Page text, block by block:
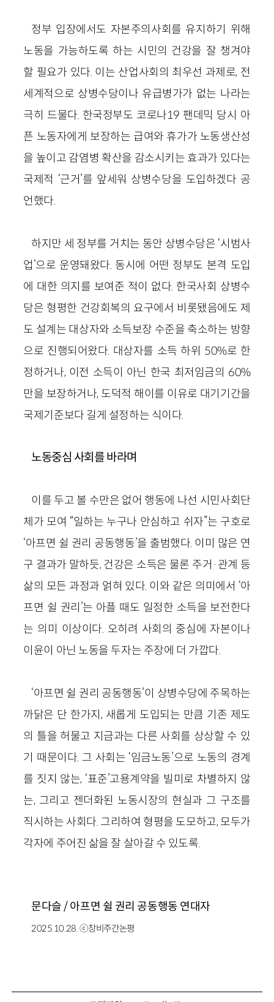
정부 입장에서도 자본주의사회를 유지하기 위해
노동을 가능하도록 하는 시민의 건강을 잘 챙겨야
할 필요가 있다. 이는 산업사회의 최우선 과제로, 전
세계적으로 상병수당이나 유급병가가 없는 나라는
극히 드물다. 한국정부도 코로나19 팬데믹 당시 아
픈 노동자에게 보장하는 급여와 휴가가 노동생산성
을 높이고 감염병 확산을 감소시키는 효과가 있다는
국제적 ‘근거’를 앞세워 상병수당을 도입하겠다 공
언했다.
하지만 세 정부를 거치는 동안 상병수당은 ‘시범사
업’으로 운영돼왔다. 동시에 어떤 정부도 본격 도입
에 대한 의지를 보여준 적이 없다. 한국사회 상병수
당은 형평한 건강회복의 요구에서 비롯됐음에도 제
도 설계는 대상자와 소득보장 수준을 축소하는 방향
으로 진행되어왔다. 대상자를 소득 하위 50%로 한
정하거나, 이전 소득이 아닌 한국 최저임금의 60%
만을 보장하거나, 도덕적 해이를 이유로 대기기간을
국제기준보다 길게 설정하는 식이다.
노동중심 사회를 바라며
이를 두고 볼 수만은 없어 행동에 나선 시민사회단
체가 모여 “일하는 누구나 안심하고 쉬자”는 구호로
‘아프면 쉴 권리 공동행동’을 출범했다. 이미 많은 연
구 결과가 말하듯, 건강은 소득은 물론 주거·관계 등
삶의 모든 과정과 얽혀 있다. 이와 같은 의미에서 ‘아
프면 쉴 권리’는 아플 때도 일정한 소득을 보전한다
는 의미 이상이다. 오히려 사회의 중심에 자본이나
이윤이 아닌 노동을 두자는 주장에 더 가깝다.
‘아프면 쉴 권리 공동행동’이 상병수당에 주목하는
까닭은 단 한가지, 새롭게 도입되는 만큼 기존 제도
의 틀을 허물고 지금과는 다른 사회를 상상할 수 있
기 때문이다. 그 사회는 ‘임금노동’으로 노동의 경계
를 짓지 않는, ‘표준’고용계약을 빌미로 차별하지 않
는, 그리고 젠더화된 노동시장의 현실과 그 구조를
직시하는 사회다. 그리하여 형평을 도모하고, 모두가
각자에 주어진 삶을 잘 살아갈 수 있도록.
문다슬 / 아프면 쉴 권리 공동행동 연대자
2025.10.28. ⓒ창비주간논평